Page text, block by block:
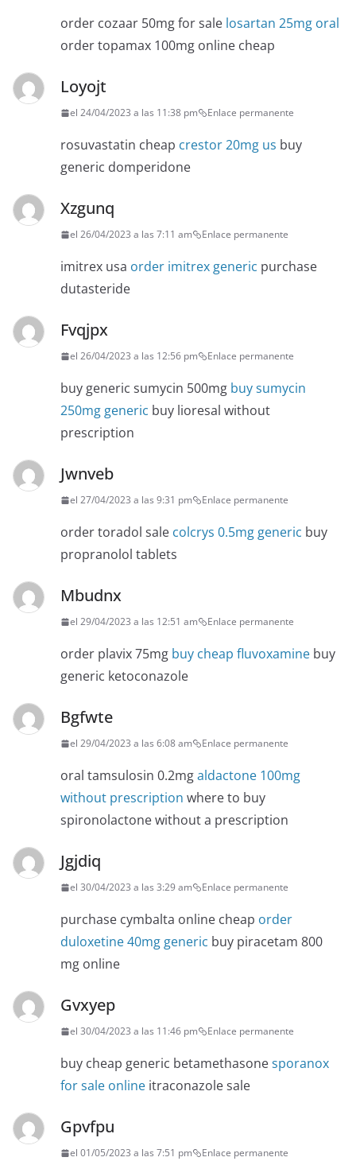
order cozaar 50mg for sale losartan 25mg oral
order topamax 100mg online cheap
Loyojt
el 24/04/2023 a las 11:38 pm Enlace permanente
rosuvastatin cheap crestor 20mg us buy
generic domperidone
Xzgunq
el 26/04/2023 a las 7:11 am Enlace permanente
imitrex usa order imitrex generic purchase
dutasteride
Fvqjpx
el 26/04/2023 a las 12:56 pm Enlace permanente
buy generic sumycin 500mg buy sumycin
250mg generic buy lioresal without
prescription
Jwnveb
el 27/04/2023 a las 9:31 pm Enlace permanente
order toradol sale colcrys 0.5mg generic buy
propranolol tablets
Mbudnx
el 29/04/2023 a las 12:51 am Enlace permanente
order plavix 75mg buy cheap fluvoxamine buy
generic ketoconazole
Bgfwte
el 29/04/2023 a las 6:08 am Enlace permanente
oral tamsulosin 0.2mgaldactone 100mg
without prescription where to buy
spironolactone without a prescription
Jgjdiq
el 30/04/2023 a las 3:29 am Enlace permanente
purchase cymbalta online cheap order
duloxetine 40mg generic buy piracetam 800
mg online
Gvxyep
el 30/04/2023 a las 11:46 pm Enlace permanente
buy cheap generic betamethasonesporanox
for sale online itraconazole sale
Gpvfpu
el 01/05/2023 a las 7:51 pm Enlace permanente